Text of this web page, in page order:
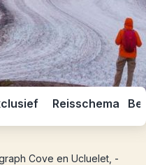
Reisschema
Cove en Ucluelet, -